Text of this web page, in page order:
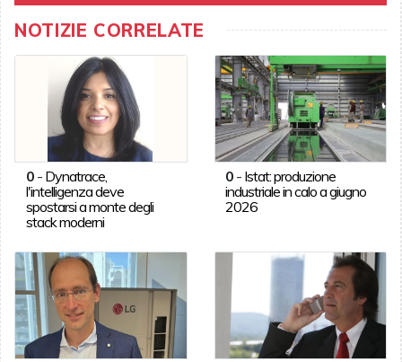
NOTIZIE CORRELATE
0- Dynatrace,
l'intelligenza deve
spostarsi a monte degli
stack moderni
0 - Istat: produzione
industriale in calo a giugno
2026